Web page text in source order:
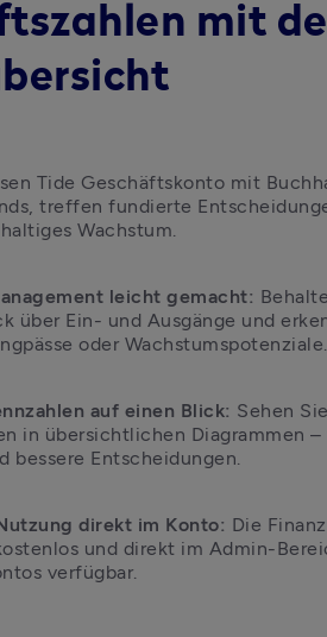
mit
Tide Geschäftskonto mit
treffen fundierte
Wachstum.
leicht gemacht:
über Ein- und Ausgänge und
oder Wachstumspotenziale.
auf einen Blick: Sehen
in übersichtlichen Diagrammen
bessere Entscheidungen.
direkt im Konto: Die
und direkt im Admin-